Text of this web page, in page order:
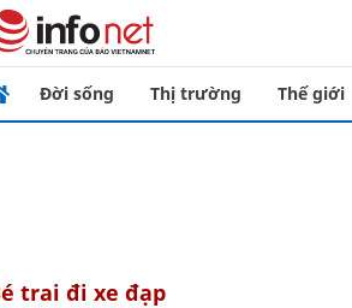
Đời sống Thị trường Thế giới
bé trai đi xe đạp